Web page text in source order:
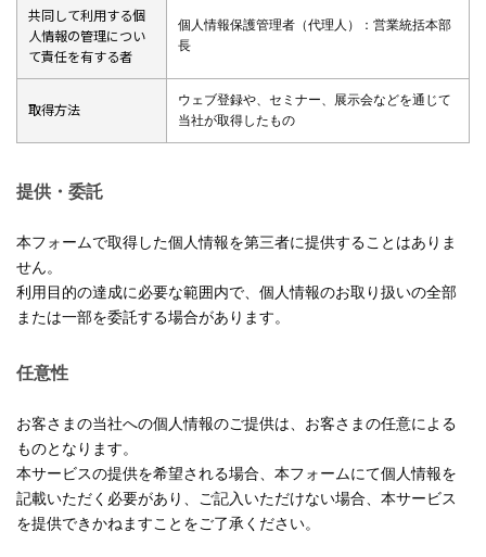
共同して利用する個
人情報の管理につい
て責任を有する者
個人情報保護管理者（代理人）：営業統括本部
長
取得方法
ウェブ登録や、セミナー、展示会などを通じて
当社が取得したもの
提供・委託
本フォームで取得した個人情報を第三者に提供することはありま
せん。
利用目的の達成に必要な範囲内で、個人情報のお取り扱いの全部
または一部を委託する場合があります。
任意性
お客さまの当社への個人情報のご提供は、お客さまの任意による
ものとなります。
本サービスの提供を希望される場合、本フォームにて個人情報を
記載いただく必要があり、ご記入いただけない場合、本サービス
を提供できかねますことをご了承ください。